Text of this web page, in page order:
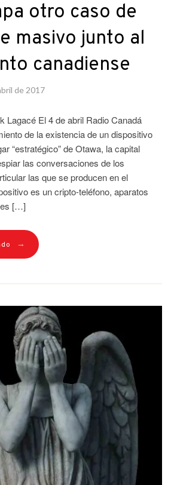
otro caso de
masivo junto al
canadiense
de 2017
Lagacé El 4 de abril Radio Canadá
de la existencia de un dispositivo
“estratégico” de Otawa, la capital
las conversaciones de los
las que se producen en el
es un cripto-teléfono, aparatos
[…]
→